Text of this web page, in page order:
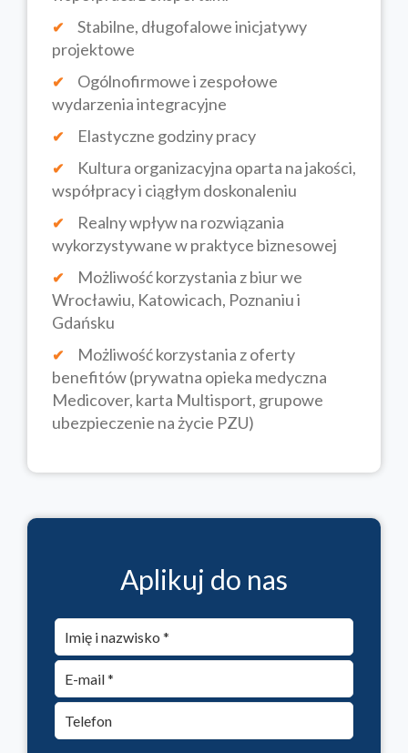
Stabilne, długofalowe inicjatywy
projektowe
Ogólnofirmowe i zespołowe
wydarzenia integracyjne
Elastyczne godziny pracy
Kultura organizacyjna oparta na jakości,
współpracy i ciągłym doskonaleniu
Realny wpływ na rozwiązania
wykorzystywane w praktyce biznesowej
Możliwość korzystania z biur we
Wrocławiu, Katowicach, Poznaniu i
Gdańsku
Możliwość korzystania z oferty
benefitów (prywatna opieka medyczna
Medicover, karta Multisport, grupowe
ubezpieczenie na życie PZU)
Aplikuj do nas